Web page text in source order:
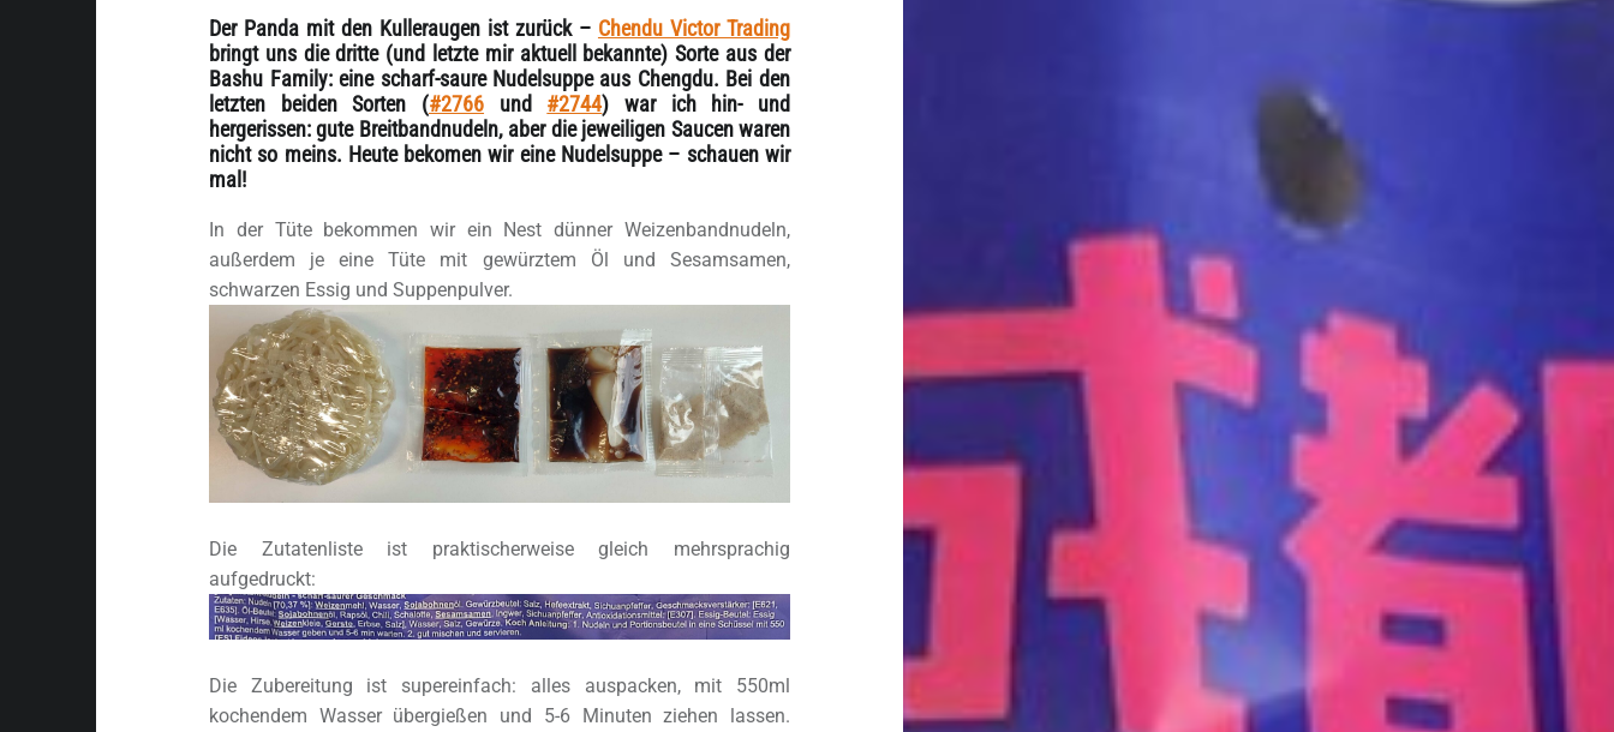
Der Panda mit den Kulleraugen ist zurück – Chendu Victor Trading
bringt uns die dritte (und letzte mir aktuell bekannte) Sorte aus der
Bashu Family: eine scharf-saure Nudelsuppe aus Chengdu. Bei den
letzten beiden Sorten (#2766 und #2744) war ich hin- und
hergerissen: gute Breitbandnudeln, aber die jeweiligen Saucen waren
nicht so meins. Heute bekomen wir eine Nudelsuppe – schauen wir
mal!
In der Tüte bekommen wir ein Nest dünner Weizenbandnudeln,
außerdem je eine Tüte mit gewürztem Öl und Sesamsamen,
schwarzen Essig und Suppenpulver.
Die Zutatenliste ist praktischerweise gleich mehrsprachig
aufgedruckt:
Die Zubereitung ist supereinfach: alles auspacken, mit 550ml
kochendem Wasser übergießen und 5-6 Minuten ziehen lassen.